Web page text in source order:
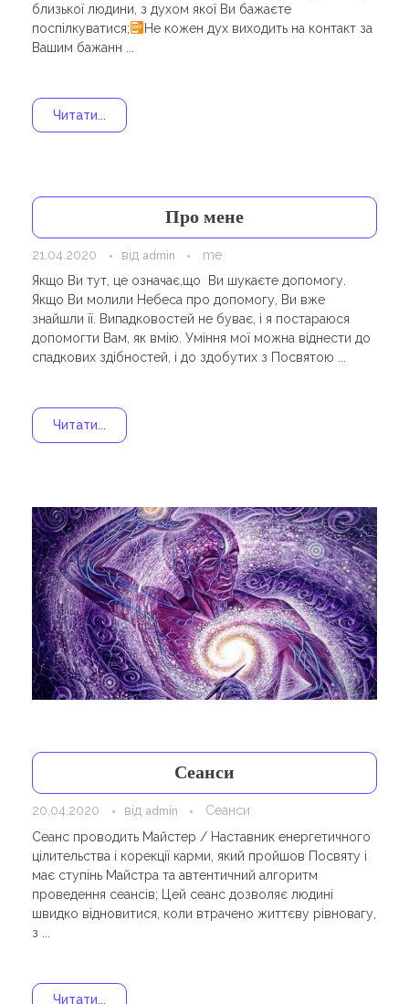
близької людини, з духом якої Ви бажаєте
поспілкуватися;
Не кожен дух виходить на контакт за
Вашим бажанн ...
Читати...
Про мене
21.04.2020 від admin
me
Якщо Ви тут, це означає,що Ви шукаєте допомогу.
Якщо Ви молили Небеcа про допомогу, Ви вже
знайшли її. Випадковостей не буває, і я постараюся
допомогти Вам, як вмію. Уміння мої можна віднести до
спадкових здібностей, і до здобутих з Посвятою ...
Читати...
Сеанси
20.04.2020 від admin
Сеанси
Сеанс проводить Майстер / Наставник енергетичного
цілительства і корекції карми, який пройшов Посвяту і
має ступінь Майстра та автентичний алгоритм
проведення сеансів; Цей сеанс дозволяє людині
швидко відновитися, коли втрачено життєву рівновагу,
з ...
Читати...